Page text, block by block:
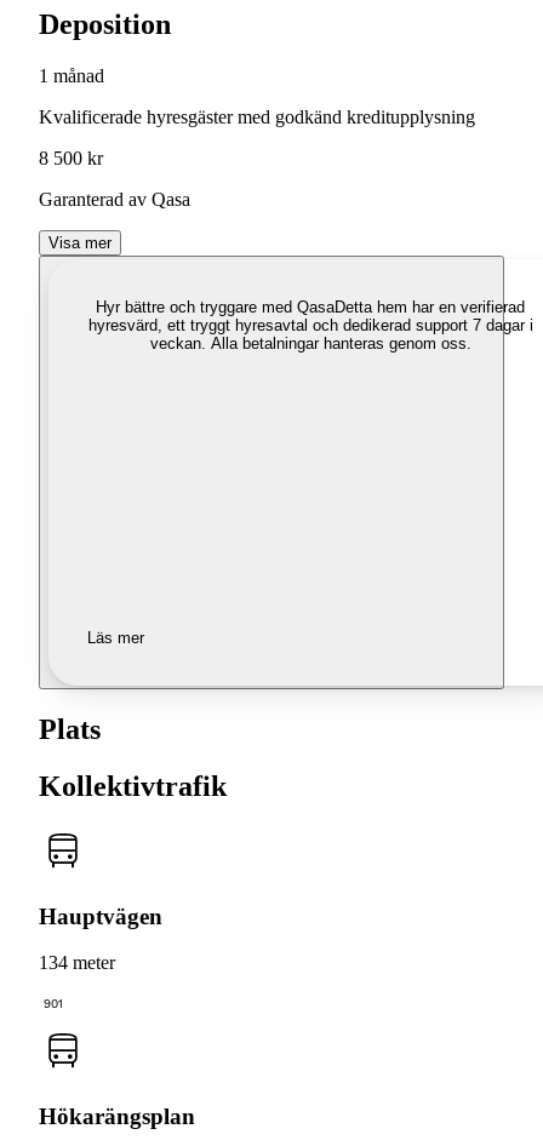
Deposition
1 månad
Kvalificerade hyresgäster med godkänd kreditupplysning
8 500 kr
Garanterad av Qasa
Visa mer
Hyr bättre och tryggare med QasaDetta hem har en verifierad
hyresvärd, ett tryggt hyresavtal och dedikerad support 7 dagar i
veckan. Alla betalningar hanteras genom oss.
Läs mer
Plats
Kollektivtrafik
Hauptvägen
134 meter
901
Hökarängsplan